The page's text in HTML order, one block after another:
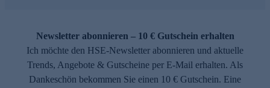
Newsletter abonnieren – 10 € Gutschein erhalten
Ich möchte den HSE-Newsletter abonnieren und aktuelle
Trends, Angebote & Gutscheine per E-Mail erhalten. Als
Dankeschön bekommen Sie einen 10 € Gutschein. Eine